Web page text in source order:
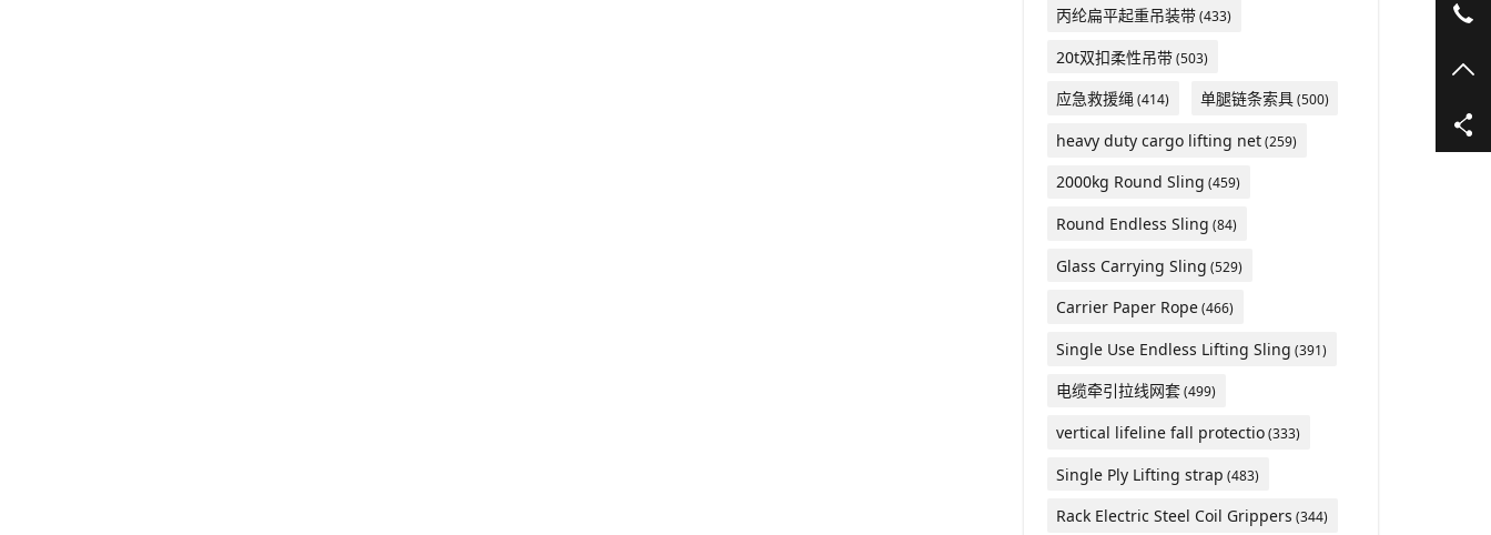
丙纶扁平起重吊装带(433)
20t双扣柔性吊带(503)
应急救援绳(414) 单腿链条索具(500)
heavy duty cargo lifting net(259)
2000kg Round Sling (459)
Round Endless Sling (84)
Glass Carrying Sling (529)
Carrier Paper Rope(466)
Single Use Endless Lifting Sling (391)
电缆牵引拉线网套(499)
vertical lifeline fall protectio(333)
Single Ply Lifting strap (483)
Rack Electric Steel Coil Grippers (344)